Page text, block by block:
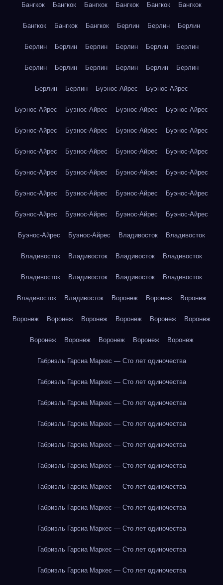
Бангкок Бангкок Бангкок Бангкок Бангкок Бангкок
Бангкок Бангкок Бангкок Берлин Берлин Берлин
Берлин Берлин Берлин Берлин Берлин Берлин
Берлин Берлин Берлин Берлин Берлин Берлин
Берлин Берлин Буэнос-Айрес Буэнос-Айрес
Буэнос-Айрес Буэнос-Айрес Буэнос-Айрес Буэнос-Айрес
Буэнос-Айрес Буэнос-Айрес Буэнос-Айрес Буэнос-Айрес
Буэнос-Айрес Буэнос-Айрес Буэнос-Айрес Буэнос-Айрес
Буэнос-Айрес Буэнос-Айрес Буэнос-Айрес Буэнос-Айрес
Буэнос-Айрес Буэнос-Айрес Буэнос-Айрес Буэнос-Айрес
Буэнос-Айрес Буэнос-Айрес Буэнос-Айрес Буэнос-Айрес
Буэнос-Айрес Буэнос-Айрес Владивосток Владивосток
Владивосток Владивосток Владивосток Владивосток
Владивосток Владивосток Владивосток Владивосток
Владивосток Владивосток Воронеж Воронеж Воронеж
Воронеж Воронеж Воронеж Воронеж Воронеж Воронеж
Воронеж Воронеж Воронеж Воронеж Воронеж
Габриэль Гарсиа Маркес — Сто лет одиночества
Габриэль Гарсиа Маркес — Сто лет одиночества
Габриэль Гарсиа Маркес — Сто лет одиночества
Габриэль Гарсиа Маркес — Сто лет одиночества
Габриэль Гарсиа Маркес — Сто лет одиночества
Габриэль Гарсиа Маркес — Сто лет одиночества
Габриэль Гарсиа Маркес — Сто лет одиночества
Габриэль Гарсиа Маркес — Сто лет одиночества
Габриэль Гарсиа Маркес — Сто лет одиночества
Габриэль Гарсиа Маркес — Сто лет одиночества
Габриэль Гарсиа Маркес — Сто лет одиночества